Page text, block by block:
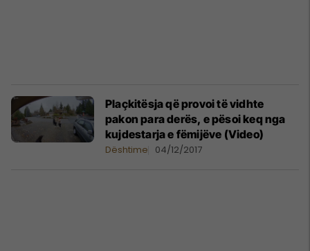
Plaçkitësja që provoi të vidhte
pakon para derës, e pësoi keq nga
kujdestarja e fëmijëve (Video)
Dështime 04/12/2017